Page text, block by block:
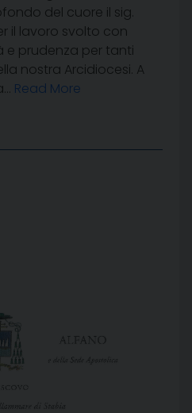
del cuore il sig.
il lavoro svolto con
prudenza per tanti
nostra Arcidiocesi. A
Read More